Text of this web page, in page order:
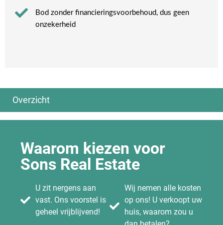
Bod zonder financieringsvoorbehoud, dus geen
onzekerheid​
Overzicht
Algemeen
Wanneer huis verkopen?
Huis verkopen & financiën
Mag je je huis goedkoop verkopen?
Huis met verlies verkopen
Huis verkopen bij scheiding
Huis verkopen uit elkaar
Ook interessant
Huis verkopen of verhuren
Woningruil
Uw huis verkopen: hoe we de prijs
Huis verkopen via
Huis verkopen via Facebook
Huis verkopen via marktplaats?
Waarom kiezen voor
Sons Real Estate
U zit nergens aan
vast. Ons voorstel is
geheel vrijblijvend!
Wij nemen alle kosten
op ons! U verkoopt uw
huis, waarom zou u